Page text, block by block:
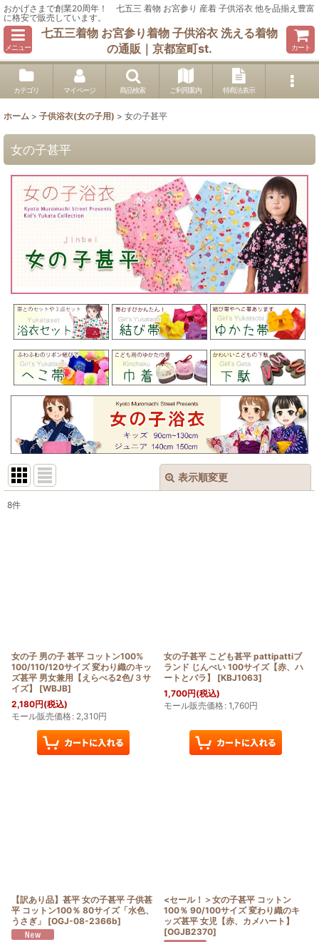
おかげさまで創業20周年！ 七五三 着物 お宮参り 産着 子供浴衣 他を品揃え豊富
に格安で販売しています。
メニュー
七五三着物 お宮参り着物 子供浴衣 洗える着物
の通販｜京都室町st.
カート
カテゴリ マイページ 商品検索 ご利用案内 特商法表示
ホーム > 子供浴衣(女の子用) > 女の子甚平
女の子甚平
表示順変更
8件
女の子 男の子 甚平 コットン100%
100/110/120サイズ 変わり織のキッ
ズ甚平 男女兼用【えらべる2色/３サ
イズ】
[WBJB]
2,180円(税込)
モール販売価格: 2,310円
女の子甚平 こども甚平 pattipattiブ
ランド じんべい 100サイズ【赤、ハ
ートとバラ】
[KBJ1063]
1,700円(税込)
モール販売価格: 1,760円
【訳あり品】甚平 女の子甚平 子供甚
平 コットン100％ 80サイズ「水色、
うさぎ」
[OGJ-08-2366b]
<セール！＞女の子甚平 コットン
100％ 90/100サイズ 変わり織のキ
ッズ甚平 女児【赤、カメハート】
[OGJB2370]